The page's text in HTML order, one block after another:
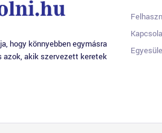
hogy könnyebben egymásra
azok, akik szervezett keretek